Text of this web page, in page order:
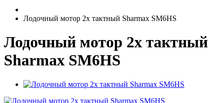
Лодочный мотор 2х тактный Sharmax SM6HS
Лодочный мотор 2х тактный
Sharmax SM6HS